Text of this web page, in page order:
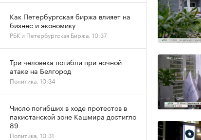
Как Петербургская биржа влияет на
бизнес и экономику
РБК и Петербургская Биржа, 10:37
Три человека погибли при ночной
атаке на Белгород
Политика, 10:34
Число погибших в ходе протестов в
пакистанской зоне Кашмира достигло
89
Политика, 10:31